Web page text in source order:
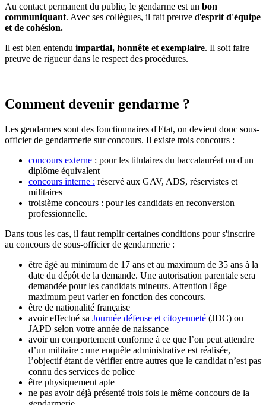
Au contact permanent du public, le gendarme est un bon
communiquant. Avec ses collègues, il fait preuve d'esprit d'équipe
et de cohésion.
Il est bien entendu impartial, honnête et exemplaire. Il soit faire
preuve de rigueur dans le respect des procédures.
Comment devenir gendarme ?
Les gendarmes sont des fonctionnaires d'Etat, on devient donc sous-
officier de gendarmerie sur concours. Il existe trois concours :
concours externe : pour les titulaires du baccalauréat ou d'un
diplôme équivalent
concours interne : réservé aux GAV, ADS, réservistes et
militaires
troisième concours : pour les candidats en reconversion
professionnelle.
Dans tous les cas, il faut remplir certaines conditions pour s'inscrire
au concours de sous-officier de gendarmerie :
être âgé au minimum de 17 ans et au maximum de 35 ans à la
date du dépôt de la demande. Une autorisation parentale sera
demandée pour les candidats mineurs. Attention l'âge
maximum peut varier en fonction des concours.
être de nationalité française
avoir effectué sa Journée défense et citoyenneté (JDC) ou
JAPD selon votre année de naissance
avoir un comportement conforme à ce que l’on peut attendre
d’un militaire : une enquête administrative est réalisée,
l’objectif étant de vérifier entre autres que le candidat n’est pas
connu des services de police
être physiquement apte
ne pas avoir déjà présenté trois fois le même concours de la